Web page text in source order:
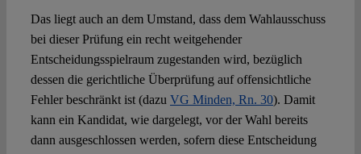
Das liegt auch an dem Umstand, dass dem Wahlausschuss
bei dieser Prüfung ein recht weitgehender
Entscheidungsspielraum zugestanden wird, bezüglich
dessen die gerichtliche Überprüfung auf offensichtliche
Fehler beschränkt ist (dazu VG Minden, Rn. 30). Damit
kann ein Kandidat, wie dargelegt, vor der Wahl bereits
dann ausgeschlossen werden, sofern diese Entscheidung